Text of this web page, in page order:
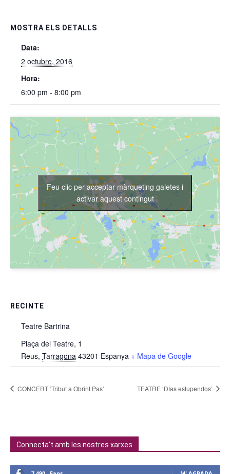
MOSTRA ELS DETALLS
Data:
2 octubre, 2016
Hora:
6:00 pm - 8:00 pm
RECINTE
Teatre Bartrina
Plaça del Teatre, 1
Reus, Tarragona 43201 Espanya + Mapa de Google
Feu clic per acceptar màrqueting galetes i
activar aquest contingut
CONCERT ‘Tribut a Obrint Pas’ TEATRE ‘Días estupendos’
Connecta't amb les nostres xarxes